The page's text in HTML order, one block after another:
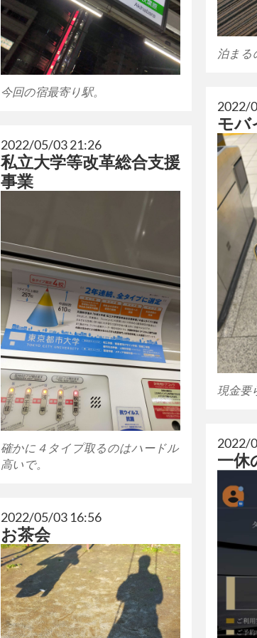
泊まる
今回の宿最寄り駅。
2022/
モバ
現金要
2022/05/03 21:26
私立大学等改革総合支援
事業
確かに４タイプ取るのはハードル
高いで。
2022/
一休
2022/05/03 16:56
お茶会